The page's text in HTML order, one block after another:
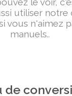
utiliser notre
vous n'aimez
manuels..
de